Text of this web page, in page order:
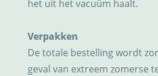
het uit het vacuüm haalt.
Verpakken
De totale bestelling wordt
geval van extreem zomerse